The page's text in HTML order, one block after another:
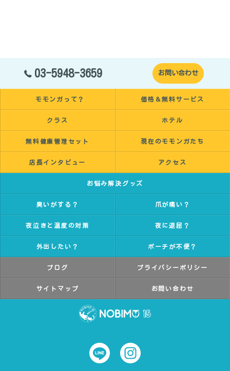
03-5948-3659 お問い合わせ
モモンガって？ 価格＆無料サービス
クラス ホテル
無料健康管理セット 現在のモモンガたち
店長インタビュー アクセス
お悩み解決グッズ
臭いがする？ 爪が痛い？
夜泣きと温度の対策 夜に退屈？
外出したい？ ポーチが不便？
ブログ プライバシーポリシー
サイトマップ お問い合わせ